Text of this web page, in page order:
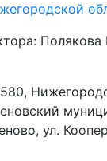
Полякова
ул.